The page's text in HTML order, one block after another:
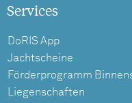
Services
DoRIS App
Jachtscheine
Förderprogramm
Liegenschaften